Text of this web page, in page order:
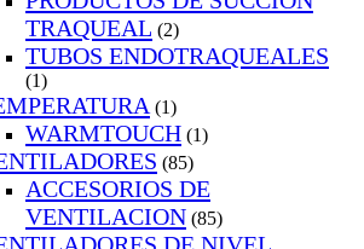
TRAQUEAL (2)
TUBOS ENDOTRAQUEALES
(1)
(1)
WARMTOUCH (1)
(85)
ACCESORIOS DE
VENTILACION (85)